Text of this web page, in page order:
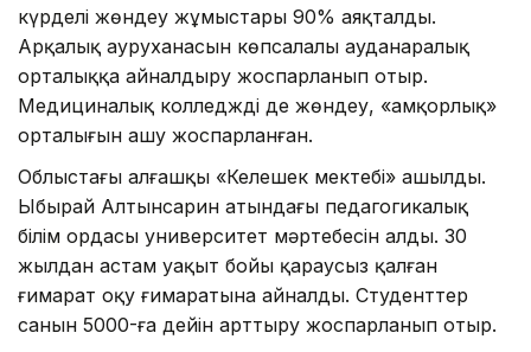
күрделі жөндеу жұмыстары 90% аяқталды.
Арқалық ауруханасын көпсалалы ауданаралық
орталыққа айналдыру жоспарланып отыр.
Медициналық колледжді де жөндеу, «Қамқорлық»
орталығын ашу жоспарланған.
Облыстағы алғашқы «Келешек мектебі» ашылды.
Ыбырай Алтынсарин атындағы педагогикалық
білім ордасы университет мәртебесін алды. 30
жылдан астам уақыт бойы қараусыз қалған
ғимарат оқу ғимаратына айналды. Студенттер
санын 5000-ға дейін арттыру жоспарланып отыр.